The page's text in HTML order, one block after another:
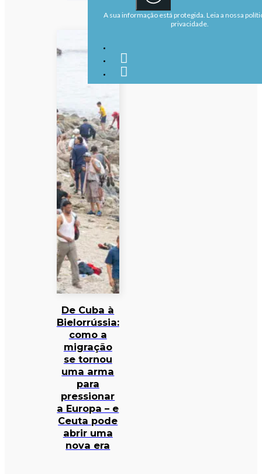
De Cuba à
Bielorrússia:
como a
migração
se tornou
uma arma
para
pressionar
a Europa – e
Ceuta pode
abrir uma
nova era
A sua informação está protegida. Leia a nossa
privacidade.